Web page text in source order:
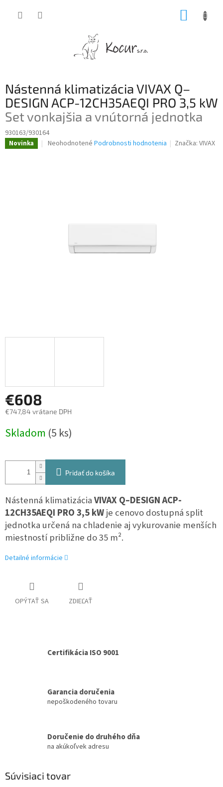
Nástenná klimatizácia VIVAX Q–
DESIGN ACP-12CH35AEQI PRO 3,5 kW
Set vonkajšia a vnútorná jednotka
930163/930164
Novinka
Priemerné
Neohodnotené Podrobnosti hodnotenia Značka:VIVAX
€608
€747,84 vrátane DPH
cena:
Skladom (5 ks)
Pridať do košíka
Nástenná klimatizáciaVIVAX Q–DESIGN ACP-
12CH35AEQI PRO 3,5 kWje cenovo dostupná split
jednotka určená na chladenie aj vykurovanie menších
miestností približne do 35 m².
Detailné informácie
OPÝTAŤ SA ZDIEĽAŤ
Certifikácia ISO 9001
Garancia doručenia
nepoškodeného tovaru
Doručenie do druhého dňa
na akúkoľvek adresu
Súvisiaci tovar